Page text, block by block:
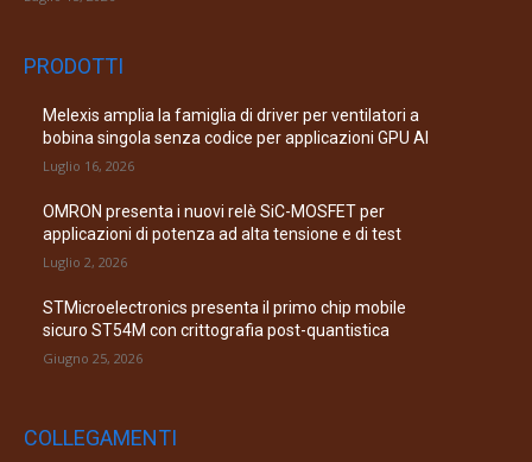
PRODOTTI
Melexis amplia la famiglia di driver per ventilatori a
bobina singola senza codice per applicazioni GPU AI
Luglio 16, 2026
OMRON presenta i nuovi relè SiC-MOSFET per
applicazioni di potenza ad alta tensione e di test
Luglio 2, 2026
STMicroelectronics presenta il primo chip mobile
sicuro ST54M con crittografia post-quantistica
Giugno 25, 2026
COLLEGAMENTI